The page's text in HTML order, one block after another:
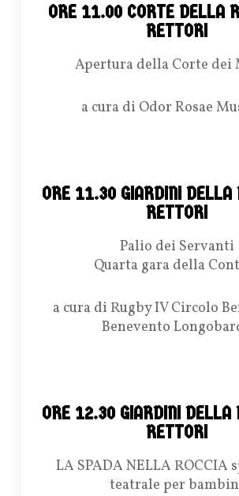
ORE 11.00 CORTE DELLA
RETTORI
Apertura della Corte dei
a cura di Odor Rosae
ORE 11.30 GIARDINI DELLA
RETTORI
Palio dei Servanti
Quarta gara della
a cura di Rugby IV Circolo
Benevento
ORE 12.30 GIARDINI DELLA
RETTORI
LA SPADA NELLA ROCCIA
teatrale per